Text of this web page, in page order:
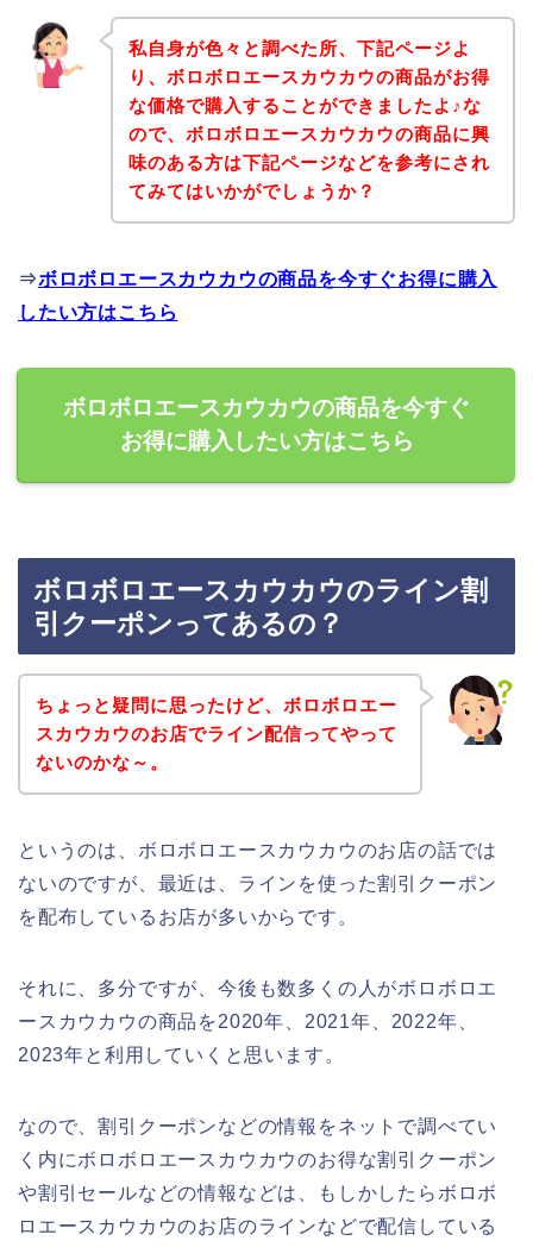
私自身が色々と調べた所、下記ページよ
り、ボロボロエースカウカウの商品がお得
な価格で購入することができましたよ♪な
ので、ボロボロエースカウカウの商品に興
味のある方は下記ページなどを参考にされ
てみてはいかがでしょうか？
⇒ボロボロエースカウカウの商品を今すぐお得に購入
したい方はこちら
ボロボロエースカウカウの商品を今すぐ
お得に購入したい方はこちら
ボロボロエースカウカウのライン割
引クーポンってあるの？
ちょっと疑問に思ったけど、ボロボロエー
スカウカウのお店でライン配信ってやって
ないのかな～。
というのは、ボロボロエースカウカウのお店の話では
ないのですが、最近は、ラインを使った割引クーポン
を配布しているお店が多いからです。
それに、多分ですが、今後も数多くの人がボロボロエ
ースカウカウの商品を2020年、2021年、2022年、
2023年と利用していくと思います。
なので、割引クーポンなどの情報をネットで調べてい
く内にボロボロエースカウカウのお得な割引クーポン
や割引セールなどの情報などは、もしかしたらボロボ
ロエースカウカウのお店のラインなどで配信している